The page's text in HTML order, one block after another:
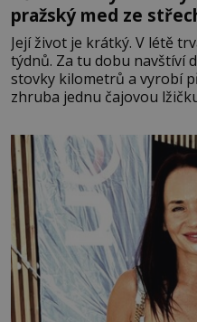
pražský med ze
Její život je krátký. V létě
týdnů. Za tu dobu navštíví
stovky kilometrů a vyrobí
zhruba jednu čajovou
tisíc příslušnic svého
nejdokonalejších